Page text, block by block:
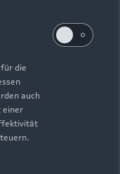
die
auch
einer